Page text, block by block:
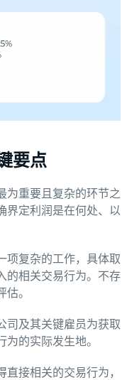
要点
为重要且复杂的环节之
界定利润是在何处、以
项复杂的工作，具体取
的相关交易行为。不存
。
司及其关键雇员为获取
的实际发生地。
直接相关的交易行为，